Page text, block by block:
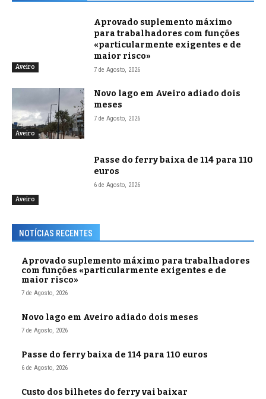
Aveiro
Aprovado suplemento máximo
para trabalhadores com funções
«particularmente exigentes e de
maior risco»
7 de Agosto, 2026
Aveiro
Novo lago em Aveiro adiado dois
meses
7 de Agosto, 2026
Aveiro
Passe do ferry baixa de 114 para 110
euros
6 de Agosto, 2026
NOTÍCIAS RECENTES
Aprovado suplemento máximo para trabalhadores
com funções «particularmente exigentes e de
maior risco»
7 de Agosto, 2026
Novo lago em Aveiro adiado dois meses
7 de Agosto, 2026
Passe do ferry baixa de 114 para 110 euros
6 de Agosto, 2026
Custo dos bilhetes do ferry vai baixar